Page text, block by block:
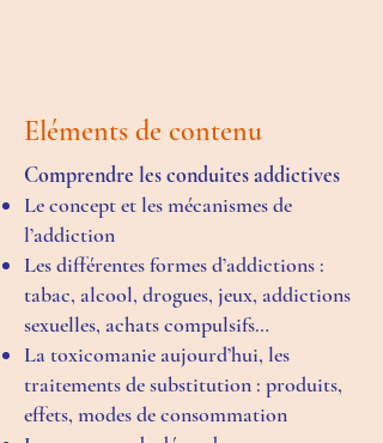
Eléments de contenu
Comprendre les conduites addictives
Le concept et les mécanismes de
l’addiction
Les différentes formes d’addictions :
tabac, alcool, drogues, jeux, addictions
sexuelles, achats compulsifs…
La toxicomanie aujourd’hui, les
traitements de substitution : produits,
effets, modes de consommation